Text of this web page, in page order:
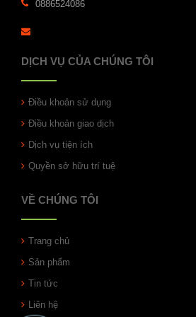
0886524086
DỊCH VỤ CỦA CHÚNG TÔI
Điều khoản sử dụng
Điều khoản giao dịch
Dịch vụ tiện ích
Quyền sở hữu trí tuệ
VỀ CHÚNG TÔI
Trang chủ
Sản phẩm
Tin tức
Liên hệ